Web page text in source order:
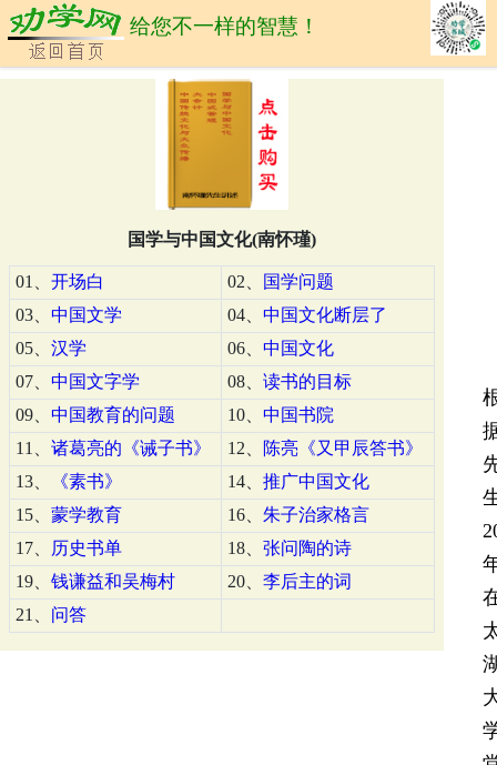
给您不一样的智慧！
国学与中国文化(南怀瑾)
01、 开场白 02、
国学问题
03、 中国文学 04、 中国文化断层了
05、 汉学 06、 中国文化
07、 中国文字学 08、 读书的目标
09、 中国教育的问题 10、 中国书院
11、 诸葛亮的《诫子书》 12、
陈亮《又甲辰答书》
13、
《素书》 14、 推广中国文化
15、 蒙学教育 16、 朱子治家格言
17、
历史书单 18、 张问陶的诗
19、 钱谦益和吴梅村 20、 李后主的词
21、 问答